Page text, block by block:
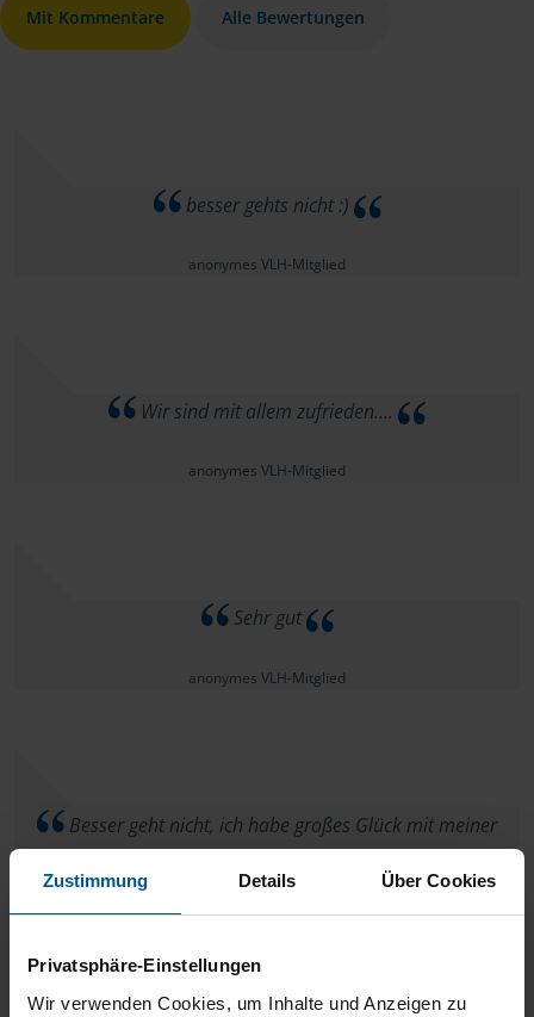
Zustimmung Details Über Cookies
Privatsphäre-Einstellungen
Wir verwenden Cookies, um Inhalte und Anzeigen zu
Mit Kommentare Alle Bewertungen
besser gehts nicht :)
anonymes VLH-Mitglied
Wir sind mit allem zufrieden....
anonymes VLH-Mitglied
Sehr gut
anonymes VLH-Mitglied
Besser geht nicht, ich habe großes Glück mit meiner
anonymes VLH-Mitglied